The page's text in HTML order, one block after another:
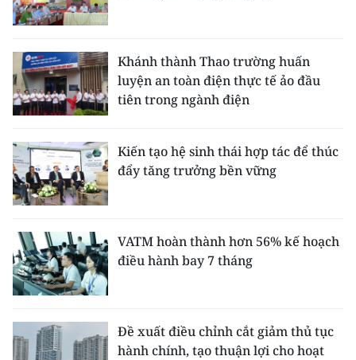
Khánh thành Thao trường huấn
luyện an toàn điện thực tế ảo đầu
tiên trong ngành điện
Kiến tạo hệ sinh thái hợp tác để thúc
đẩy tăng trưởng bền vững
VATM hoàn thành hơn 56% kế hoạch
điều hành bay 7 tháng
Đề xuất điều chỉnh cắt giảm thủ tục
hành chính, tạo thuận lợi cho hoạt